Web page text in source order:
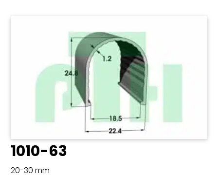
1010-63
20-30 mm